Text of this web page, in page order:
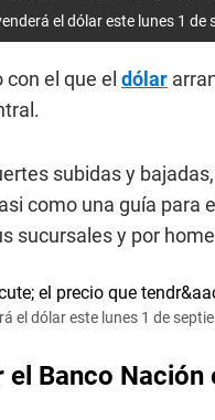
el dólar este lunes 1 de
el que el dólar
subidas y
como una guía para
sucursales y por
el dólar este lunes 1 de
Banco